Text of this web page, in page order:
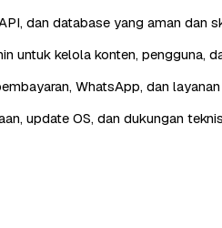
dan database yang aman dan
untuk kelola konten, pengguna,
WhatsApp, dan
update OS, dan dukungan